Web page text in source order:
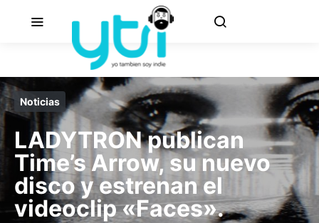
Noticias
LADYTRON publican
Time’s Arrow, su nuevo
disco y estrenan el
videoclip «Faces».